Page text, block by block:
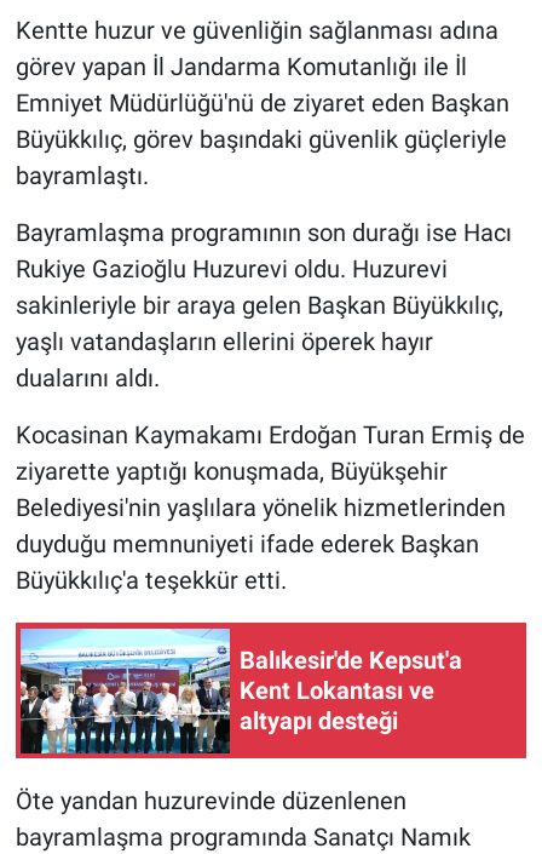
Kentte huzur ve güvenliğin sağlanması adına
görev yapan İl Jandarma Komutanlığı ile İl
Emniyet Müdürlüğü'nü de ziyaret eden Başkan
Büyükkılıç, görev başındaki güvenlik güçleriyle
bayramlaştı.
Bayramlaşma programının son durağı ise Hacı
Rukiye Gazioğlu Huzurevi oldu. Huzurevi
sakinleriyle bir araya gelen Başkan Büyükkılıç,
yaşlı vatandaşların ellerini öperek hayır
dualarını aldı.
Kocasinan Kaymakamı Erdoğan Turan Ermiş de
ziyarette yaptığı konuşmada, Büyükşehir
Belediyesi'nin yaşlılara yönelik hizmetlerinden
duyduğu memnuniyeti ifade ederek Başkan
Büyükkılıç'a teşekkür etti.
Balıkesir'de Kepsut'a
Kent Lokantası ve
altyapı desteği
Öte yandan huzurevinde düzenlenen
bayramlaşma programında Sanatçı Namık